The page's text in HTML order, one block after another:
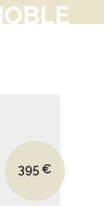
Le prix initial
395 €
Le prix actuel